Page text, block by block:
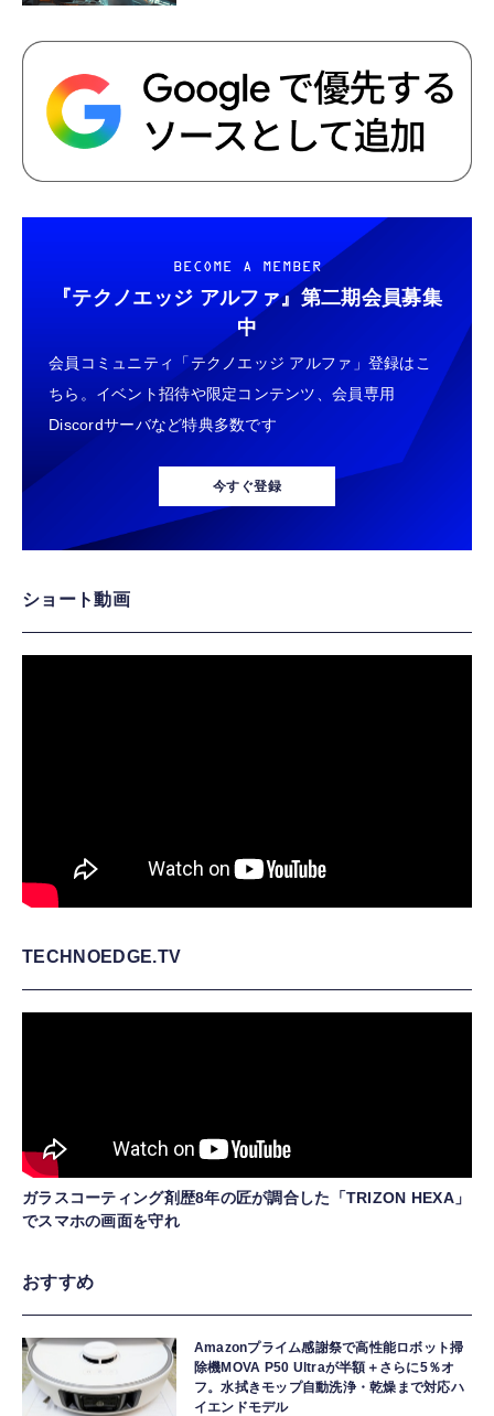
BECOME A MEMBER
『テクノエッジ アルファ』 第二期会員募集
中
会員コミュニティ「テクノエッジ アルファ」登録はこ
ちら。イベント招待や限定コンテンツ、会員専用
Discordサーバなど特典多数です
今すぐ登録
ショート動画
TECHNOEDGE.TV
ガラスコーティング剤歴8年の匠が調合した「TRIZON HEXA」
でスマホの画面を守れ
おすすめ
Amazonプライム感謝祭で高性能ロボット掃
除機MOVA P50 Ultraが半額＋さらに5％オ
フ。水拭きモップ自動洗浄・乾燥まで対応ハ
イエンドモデル